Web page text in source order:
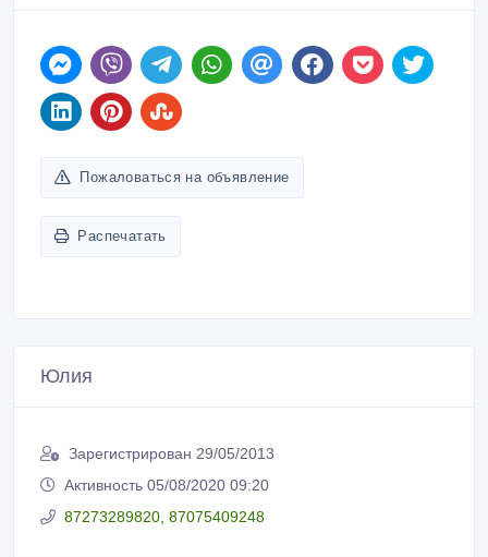
Пожаловаться на объявление
Распечатать
Юлия
Зарегистрирован 29/05/2013
Активность 05/08/2020 09:20
87273289820, 87075409248